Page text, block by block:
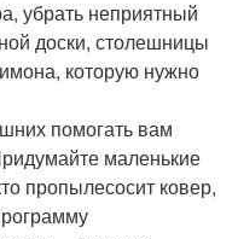
убрать неприятный
доски, столешницы
которую нужно
помогать вам
маленькие
пропылесосит ковер,